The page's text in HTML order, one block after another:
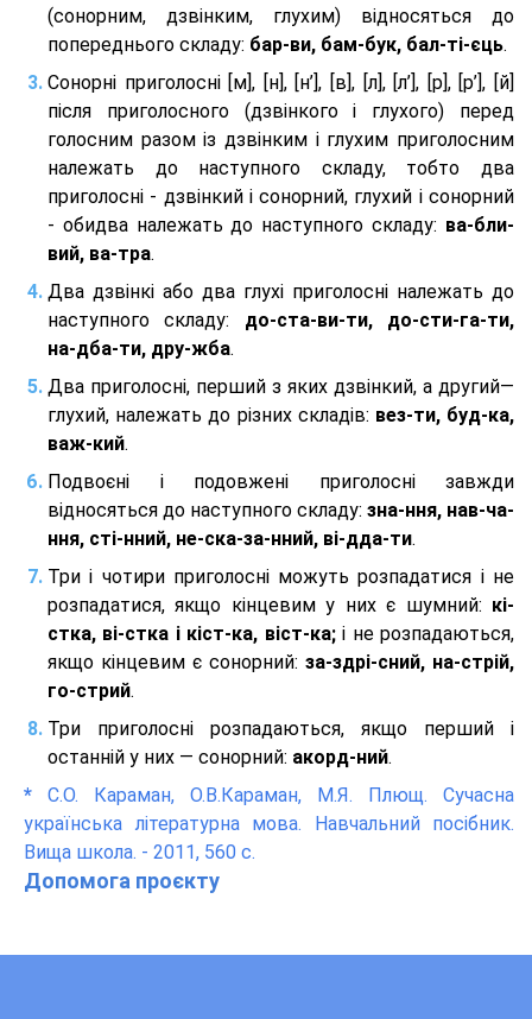
(сонорним, дзвінким, глухим) відносяться до
попереднього складу: бар-ви, бам-бук, бал-ті-єць.
Сонорні приголосні [м], [н], [н’], [в], [л], [л’], [р], [р’], [й]
після приголосного (дзвінкого і глухого) перед
голосним разом із дзвінким і глухим приголосним
належать до наступного складу, тобто два
приголосні - дзвінкий і сонорний, глухий і сонорний
- обидва належать до наступного складу: ва-бли-
вий, ва-тра.
Два дзвінкі або два глухі приголосні належать до
наступного складу: до-ста-ви-ти, до-сти-га-ти,
на-дба-ти, дру-жба.
Два приголосні, перший з яких дзвінкий, а другий—
глухий, належать до різних складів: вез-ти, буд-ка,
важ-кий.
Подвоєні і подовжені приголосні завжди
відносяться до наступного складу: зна-ння, нав-ча-
ння, сті-нний, не-ска-за-нний, ві-дда-ти.
Три і чотири приголосні можуть розпадатися і не
розпадатися, якщо кінцевим у них є шумний: кі-
стка, ві-стка і кіст-ка, віст-ка;і не розпадаються,
якщо кінцевим є сонорний: за-здрі-сний, на-стрій,
го-стрий.
Три приголосні розпадаються, якщо перший і
останній у них — сонорний: акорд-ний.
* С.О. Караман, О.В.Караман, М.Я. Плющ. Сучасна
українська літературна мова. Навчальний посібник.
Вища школа. - 2011, 560 с.
Допомога проєкту